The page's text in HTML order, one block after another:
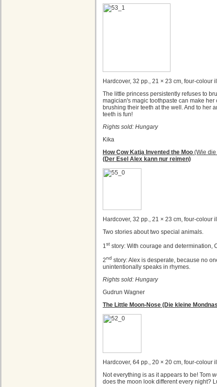
Hardcover, 32 pp., 21 × 23 cm, four-colour
The little princess persistently refuses to
magician's magic toothpaste can make
brushing their teeth at the well. And to her
teeth is fun!
Rights sold: Hungary
Kika
How Cow Katja Invented the Moo (Wie
(Der Esel Alex kann nur reimen)
Hardcover, 32 pp., 21 × 23 cm, four-colour
Two stories about two special animals.
1st story: With courage and determination,
2nd story: Alex is desperate, because no
unintentionally speaks in rhymes.
Rights sold: Hungary
Gudrun Wagner
The Little Moon-Nose (Die kleine
Hardcover, 64 pp., 20 × 20 cm, four-colour
Not everything is as it appears to be! Tom
does the moon look different every night?